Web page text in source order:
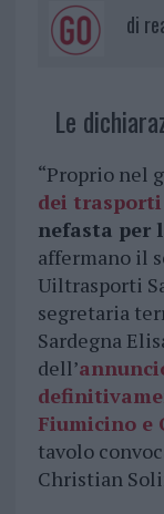
di
Le
“Proprio nel
dei trasporti
nefasta per
affermano il
Uiltrasporti
segretaria
Sardegna
dell’
Fiumicino e
tavolo
Christian